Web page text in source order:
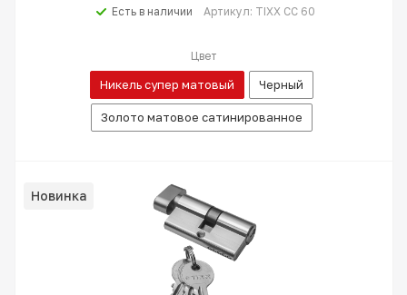
Есть в наличии Артикул: TIXX CC 60
Цвет
Никель супер матовый Черный
Золото матовое сатинированное
Новинка